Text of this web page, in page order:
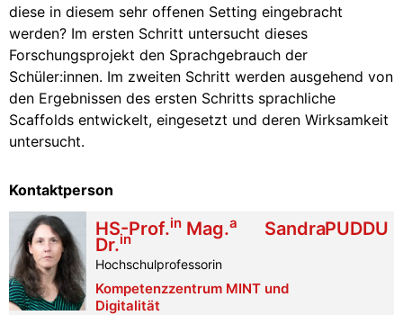
diese in diesem sehr offenen Setting eingebracht
werden? Im ersten Schritt untersucht dieses
Forschungsprojekt den Sprachgebrauch der
Schüler:innen. Im zweiten Schritt werden ausgehend von
den Ergebnissen des ersten Schritts sprachliche
Scaffolds entwickelt, eingesetzt und deren Wirksamkeit
untersucht.
Kontaktperson
HS-Prof.inMag.a
Dr.in SandraPUDDU
Hochschulprofessorin
Kompetenzzentrum MINT und
Digitalität